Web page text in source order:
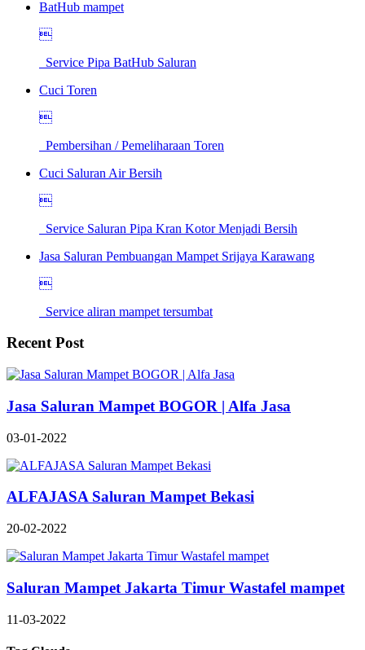
BatHub mampet

Service Pipa BatHub Saluran
Cuci Toren

Pembersihan / Pemeliharaan Toren
Cuci Saluran Air Bersih

Service Saluran Pipa Kran Kotor Menjadi Bersih
Jasa Saluran Pembuangan Mampet Srijaya Karawang

Service aliran mampet tersumbat
Recent Post
Jasa Saluran Mampet BOGOR | Alfa Jasa
03-01-2022
ALFAJASA Saluran Mampet Bekasi
20-02-2022
Saluran Mampet Jakarta Timur Wastafel mampet
11-03-2022